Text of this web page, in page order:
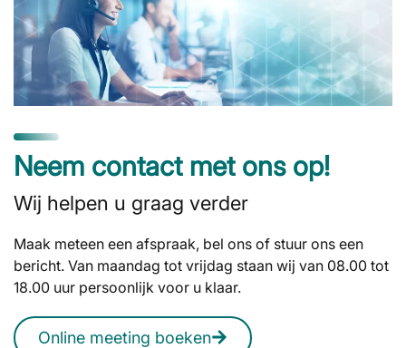
Neem contact met ons op!
Wij helpen u graag verder
Maak meteen een afspraak, bel ons of stuur ons een
bericht. Van maandag tot vrijdag staan wij van 08.00 tot
18.00 uur persoonlijk voor u klaar.
Online meeting boeken